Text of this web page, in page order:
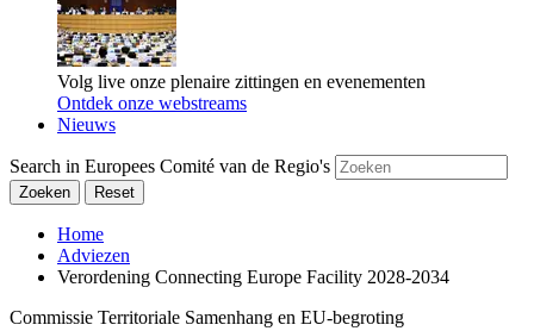
Volg live onze plenaire zittingen en evenementen
Ontdek onze webstreams
Nieuws
Search in Europees Comité van de Regio's
Zoeken Reset
Home
Adviezen
Verordening Connecting Europe Facility 2028-2034
Commissie Territoriale Samenhang en EU-begroting